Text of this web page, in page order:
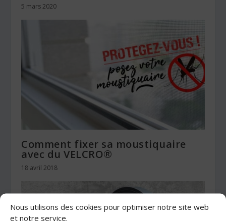
Nous utilisons des cookies pour optimiser notre site web
et notre service.
5 mars 2020
Comment fixer sa moustiquaire
avec du VELCRO®
18 avril 2018